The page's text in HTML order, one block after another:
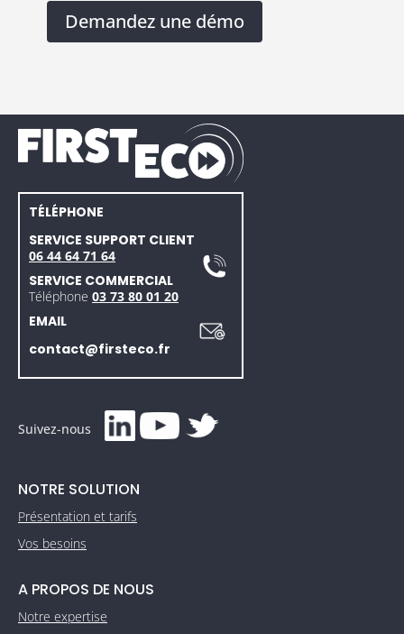
Demandez une démo
TÉLÉPHONE
SERVICE SUPPORT CLIENT
06 44 64 71 64
SERVICE COMMERCIAL
Téléphone 03 73 80 01 20
EMAIL
contact@firsteco.fr
Suivez-nous
NOTRE SOLUTION
Présentation et tarifs
Vos besoins
A PROPOS DE NOUS
Notre expertise